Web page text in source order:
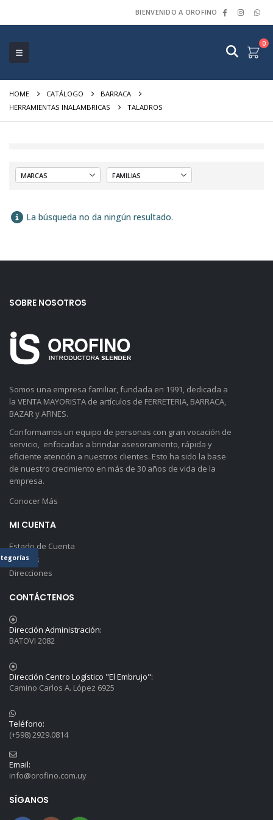
BIENVENIDO A OROFINO
0
HOME CATÁLOGO
BARRACA
HERRAMIENTAS INALAMBRICAS
TALADROS
La búsqueda no da ningún resultado.
SOBRE NOSOTROS
Somos una empresa familiar, fundada en 1991, dedicada a
la VENTA MAYORISTA de artículos de FERRETERIA, BARRACA,
BAZAR y AFINES.
Conformamos un equipo de personas con gran vocación de
servicio, enfocadas a brindar asesoramiento, rápida y
eficiente atención a nuestros clientes. Esto ha sido la base
de nuestro crecimiento en más de 30 años de vida de la
empresa.
Conocer Más
MI CUENTA
Estado de Cuenta
Detalles
Direcciones
CONTÁCTENOS
Dirección Administración:
BATOVI 2082
Dirección Centro Logístico "El Embrujo":
Camino Carlos A. López 6925
Teléfono:
(+598) 2929.0814
Email:
info@orofino.com.uy
SÍGANOS